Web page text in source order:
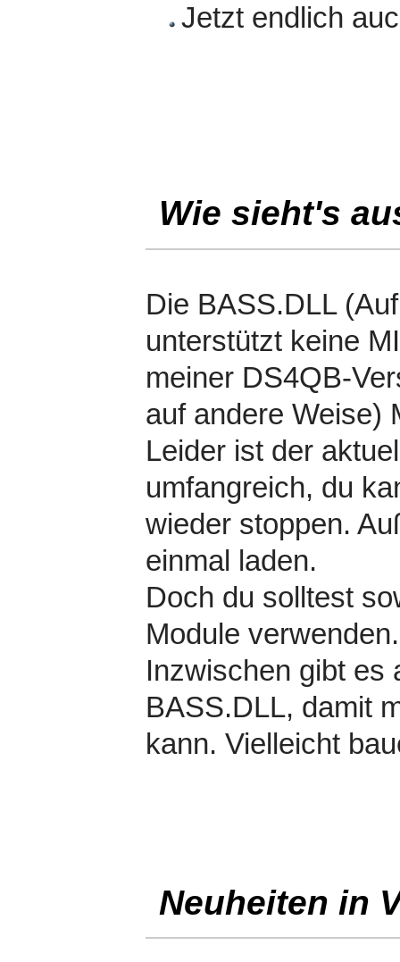
Jetzt endlich
Wie sieht's
Die BASS.DLL
unterstützt keine
meiner DS4QB-
auf andere Weise)
Leider ist der
umfangreich, du
wieder stoppen.
einmal laden.
Doch du solltest
Module
Inzwischen gibt es
BASS.DLL, damit
kann. Vielleicht
Neuheiten in